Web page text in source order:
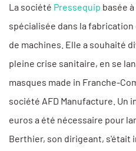
La société Pressequip basée
spécialisée dans la
de machines. Elle a souhaité
pleine crise sanitaire, en se
masques made in Franche-
société AFD Manufacture. Un
euros a été nécessaire pour
Berthier, son dirigeant, s'était